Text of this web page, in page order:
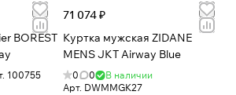
BOREST
100755
71 074 ₽
Куртка мужская ZIDANE
MENS JKT Airway Blue
0 0
В наличии
Арт. DWMMGK27